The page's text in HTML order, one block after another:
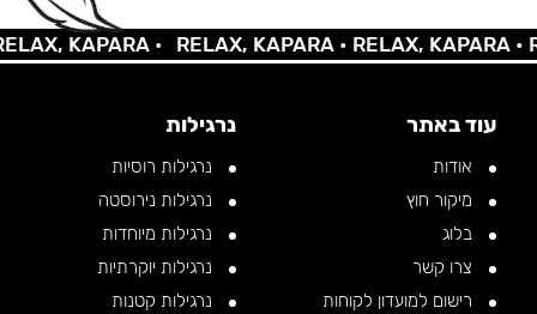
KAPARA • RELAX, KAPARA •RELAX, KAPARA •
עוד באתר
אודות
מיקור חוץ
בלוג
צרו קשר
רישום למועדון לקוחות
נרגילות
נרגילות רוסיות
נרגילות נירוסטה
נרגילות מיוחדות
נרגילות יוקרתיות
נרגילות קטנות